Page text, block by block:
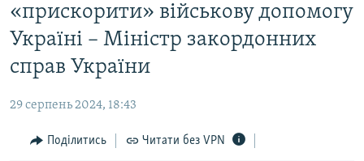
матеріалу
Перейти
до
основної
Перейти
пошуку
ВІДЕО ТА ФОТО
ПОЛІТИКА
ПОГЛЯД
ІНТЕРВ'Ю
«прискорити» військову допомогу
Україні – Міністр закордонних
справ України
29 серпень 2024, 18:43
Поділитись Читати без VPN